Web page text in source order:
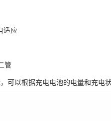
适应
管
可以根据充电电池的电量和充电